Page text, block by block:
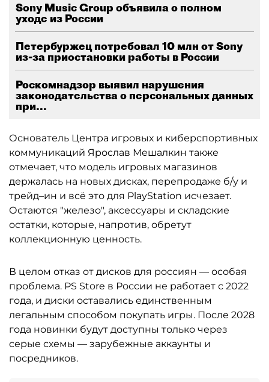
Sony Music Group объявила о полном
уходе из России
Петербуржец потребовал 10 млн от Sony
из-за приостановки работы в России
Роскомнадзор выявил нарушения
законодательства о персональных данных
при...
Основатель Центра игровых и киберспортивных
коммуникаций Ярослав Мешалкин также
отмечает, что модель игровых магазинов
держалась на новых дисках, перепродаже б/у и
трейд–ин и всё это для PlayStation исчезает.
Остаются "железо", аксессуары и складские
остатки, которые, напротив, обретут
коллекционную ценность.
В целом отказ от дисков для россиян — особая
проблема. PS Store в России не работает с 2022
года, и диски оставались единственным
легальным способом покупать игры. После 2028
года новинки будут доступны только через
серые схемы — зарубежные аккаунты и
посредников.